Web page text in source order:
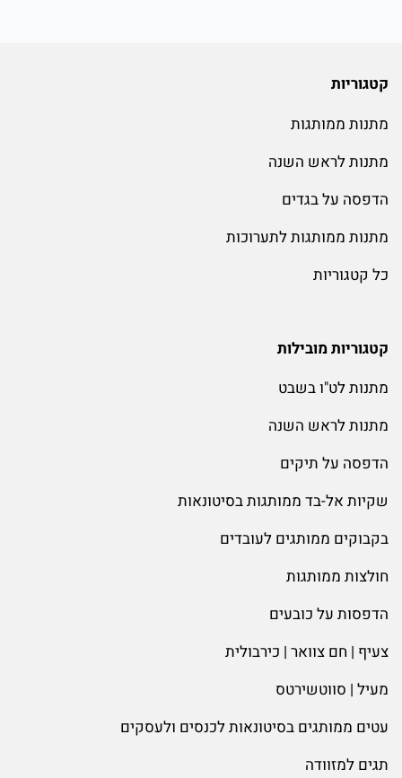
קטגוריות
מתנות ממותגות
מתנות לראש השנה
הדפסה על בגדים
מתנות ממותגות לתערוכות
כל קטגוריות
קטגוריות מובילות
מתנות לט"ו בשבט
מתנות לראש השנה
הדפסה על תיקים
שקיות אל-בד ממותגות בסיטונאות
בקבוקים ממותגים לעובדים
חולצות ממותגות
הדפסות על כובעים
צעיף | חם צוואר | כירבולית
מעיל | סווטשירטס
עטים ממותגים בסיטונאות לכנסים ולעסקים
תגים למזוודה